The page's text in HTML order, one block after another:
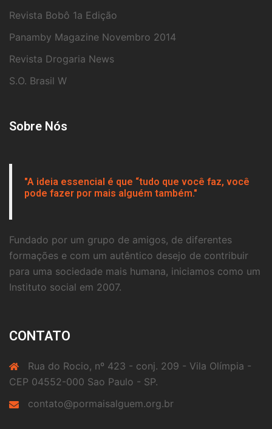
Revista Bobô 1a Edição
Panamby Magazine Novembro 2014
Revista Drogaria News
S.O. Brasil W
Sobre Nós
"A ideia essencial é que “tudo que você faz, você
pode fazer por mais alguém também."
Fundado por um grupo de amigos, de diferentes
formações e com um autêntico desejo de contribuir
para uma sociedade mais humana, iniciamos como um
Instituto social em 2007.
CONTATO
Rua do Rocio, nº 423 - conj. 209 - Vila Olímpia -
CEP 04552-000 Sao Paulo - SP.
contato@pormaisalguem.org.br